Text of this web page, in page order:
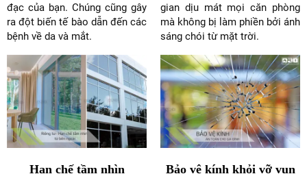
đạc của bạn. Chúng cũng gây
ra đột biến tế bào dẫn đến các
bệnh về da và mắt.
gian dịu mát mọi căn phòng
mà không bị làm phiền bởi ánh
sáng chói từ mặt trời.
Hạn chế tầm nhìn Bảo vệ kính khỏi vỡ vụn